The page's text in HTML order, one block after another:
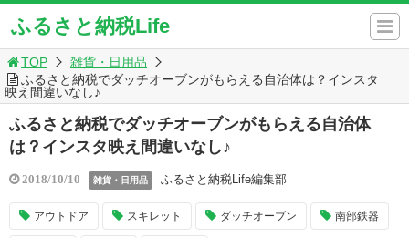
ふるさと納税Life
TOP
雑貨・日用品
ふるさと納税でダッチオーブンがもらえる自治体は？インスタ
映え間違いなし♪
ふるさと納税でダッチオーブンがもらえる自治体
は？インスタ映え間違いなし♪
2018/10/10 雑貨・日用品 ふるさと納税Life編集部
アウトドア スキレット ダッチオーブン 南部鉄器